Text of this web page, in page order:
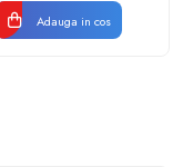
Adauga in cos